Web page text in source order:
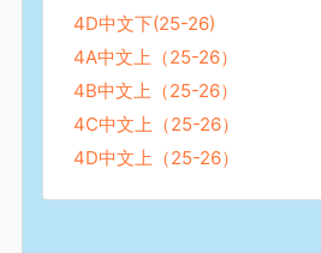
4D中文下(25-26)
4A中文上（25-26）
4B中文上（25-26）
4C中文上（25-26）
4D中文上（25-26）